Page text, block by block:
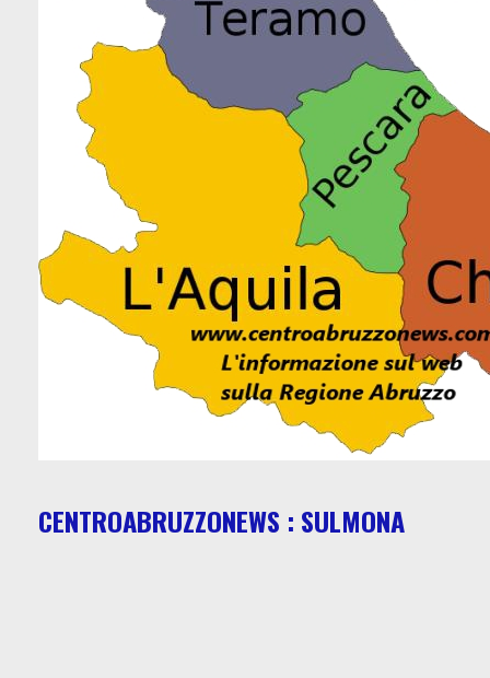
CENTROABRUZZONEWS : SULMONA